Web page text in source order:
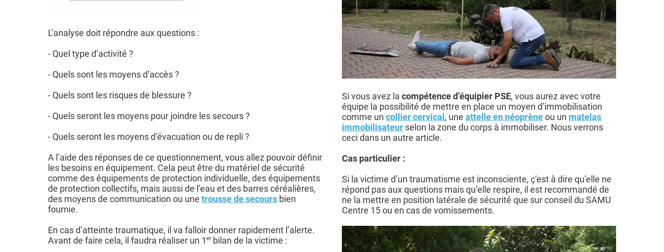
L’analyse doit répondre aux questions :
- Quel type d’activité ?
- Quels sont les moyens d’accès ?
- Quels sont les risques de blessure ?
- Quels seront les moyens pour joindre les secours ?
- Quels seront les moyens d’évacuation ou de repli ?
A l’aide des réponses de ce questionnement, vous allez pouvoir définir
les besoins en équipement. Cela peut être du matériel de sécurité
comme des équipements de protection individuelle, des équipements
de protection collectifs, mais aussi de l’eau et des barres céréalières,
des moyens de communication ou une trousse de secours bien
fournie.
En cas d’atteinte traumatique, il va falloir donner rapidement l’alerte.
Avant de faire cela, il faudra réaliser un 1 er bilan de la victime :
Si vous avez la compétence d’équipier PSE, vous aurez avec votre
équipe la possibilité de mettre en place un moyen d’immobilisation
comme un collier cervical , une attelle en néoprèneou un matelas
immobilisateur selon la zone du corps à immobiliser. Nous verrons
ceci dans un autre article.
Cas particulier :
Si la victime d’un traumatisme est inconsciente, ç’est à dire qu’elle ne
répond pas aux questions mais qu’elle respire, il est recommandé de
ne la mettre en position latérale de sécurité que sur conseil du SAMU
Centre 15 ou en cas de vomissements.